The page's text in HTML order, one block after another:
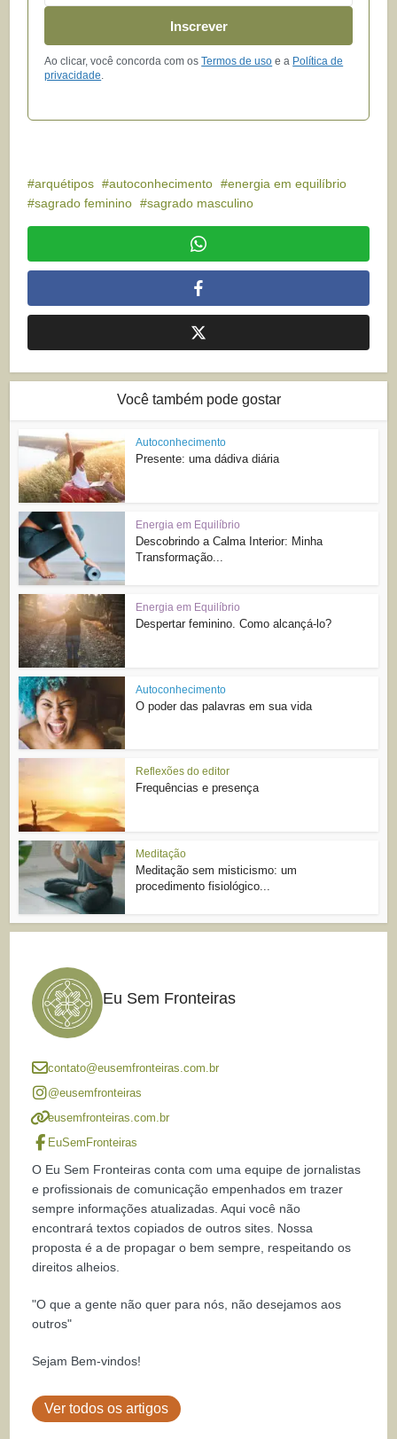
Inscrever
Ao clicar, você concorda com osTermos de uso e a Política de
privacidade.
arquétipos autoconhecimento
energia em equilíbrio
sagrado feminino
sagrado masculino
Você também pode gostar
Autoconhecimento
Presente: uma dádiva diária
Energia em Equilíbrio
Descobrindo a Calma Interior: Minha
Transformação...
Energia em Equilíbrio
Despertar feminino. Como alcançá-lo?
Autoconhecimento
O poder das palavras em sua vida
Reflexões do editor
Frequências e presença
Meditação
Meditação sem misticismo: um
procedimento fisiológico...
Eu Sem Fronteiras
contato@eusemfronteiras.com.br
@eusemfronteiras
eusemfronteiras.com.br
EuSemFronteiras
O Eu Sem Fronteiras conta com uma equipe de jornalistas
e profissionais de comunicação empenhados em trazer
sempre informações atualizadas. Aqui você não
encontrará textos copiados de outros sites. Nossa
proposta é a de propagar o bem sempre, respeitando os
direitos alheios.
"O que a gente não quer para nós, não desejamos aos
outros"
Sejam Bem-vindos!
Ver todos os artigos